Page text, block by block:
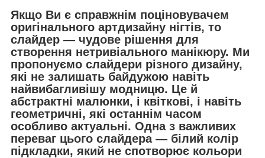
Якщо Ви є справжнім поціновувачем
оригінального артдизайну нігтів, то
слайдер — чудове рішення для
створення нетривіального манікюру. Ми
пропонуємо слайдери різного дизайну,
які не залишать байдужою навіть
найвибагливішу модницю. Це й
абстрактні малюнки, і квіткові, і навіть
геометричні, які останнім часом
особливо актуальні. Одна з важливих
переваг цього слайдера — білий колір
підкладки, який не спотворює кольори